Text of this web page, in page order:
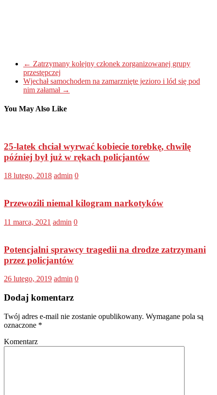
← Zatrzymany kolejny członek zorganizowanej grupy
przestępczej
Wjechał samochodem na zamarznięte jezioro i lód się pod
nim załamał →
You May Also Like
25-latek chciał wyrwać kobiecie torebkę, chwilę
później był już w rękach policjantów
18 lutego, 2018 admin 0
Przewozili niemal kilogram narkotyków
11 marca, 2021 admin 0
Potencjalni sprawcy tragedii na drodze zatrzymani
przez policjantów
26 lutego, 2019 admin 0
Dodaj komentarz
Twój adres e-mail nie zostanie opublikowany. Wymagane pola są
oznaczone *
Komentarz